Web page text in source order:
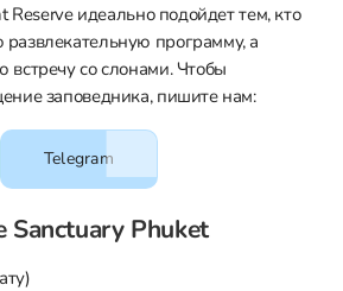
Reserve идеально подойдет тем, кто
программу, а
со слонами. Чтобы
заповедника, пишите нам:
Telegram
Sanctuary Phuket